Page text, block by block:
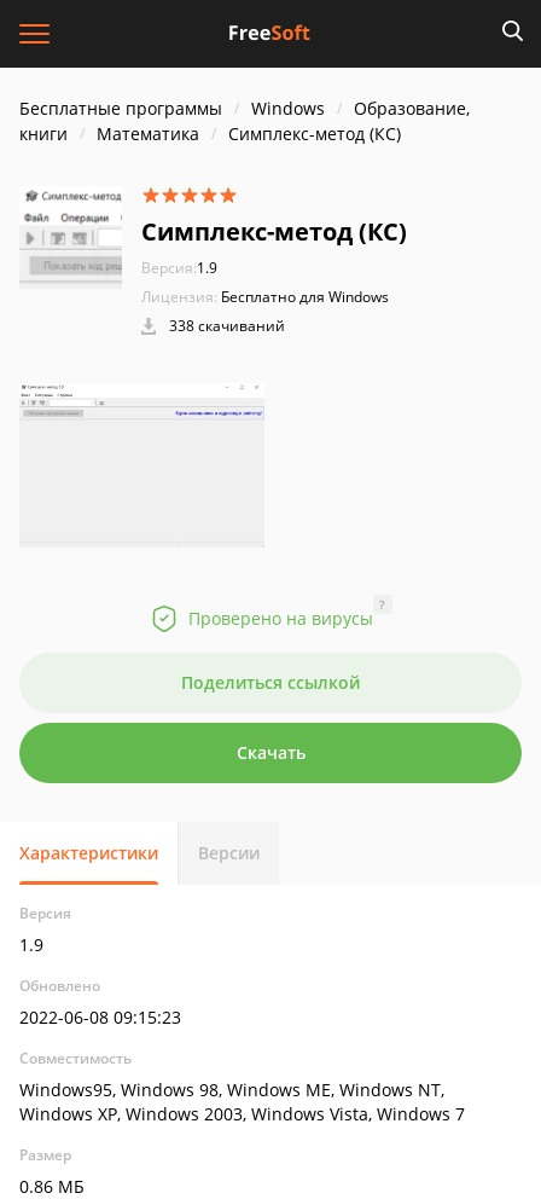
Бесплатные программы Windows
Образование,
книги
Математика Симплекс-метод (КС)
Симплекс-метод (КС)
Версия:1.9
Лицензия: Бесплатно для Windows
338 скачиваний
Проверено на вирусы
?
Поделиться ссылкой
Скачать
Характеристики Версии
Версия
1.9
Обновлено
2022-06-08 09:15:23
Совместимость
Windows95, Windows 98, Windows ME, Windows NT,
Windows XP, Windows 2003, Windows Vista, Windows 7
Размер
0.86 МБ